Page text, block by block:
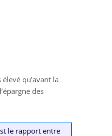
qu’avant la
des
le rapport entre